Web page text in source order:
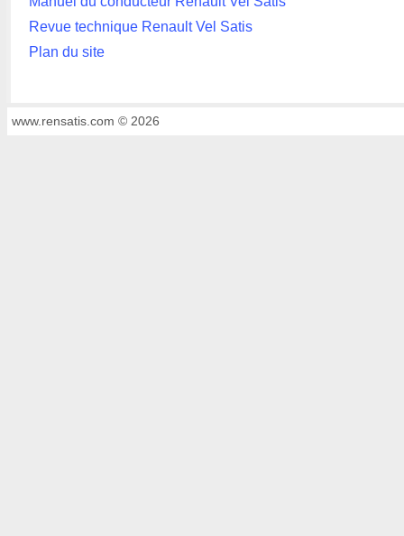
Revue technique Renault Vel Satis
Plan du site
www.rensatis.com © 2026